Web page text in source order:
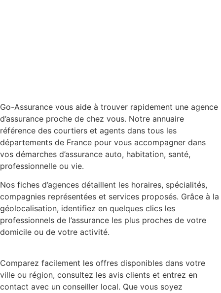
Go-Assurance vous aide à trouver rapidement une agence
d’assurance proche de chez vous. Notre annuaire
référence des courtiers et agents dans tous les
départements de France pour vous accompagner dans
vos démarches d’assurance auto, habitation, santé,
professionnelle ou vie.
Nos fiches d’agences détaillent les horaires, spécialités,
compagnies représentées et services proposés. Grâce à la
géolocalisation, identifiez en quelques clics les
professionnels de l’assurance les plus proches de votre
domicile ou de votre activité.
Comparez facilement les offres disponibles dans votre
ville ou région, consultez les avis clients et entrez en
contact avec un conseiller local. Que vous soyez